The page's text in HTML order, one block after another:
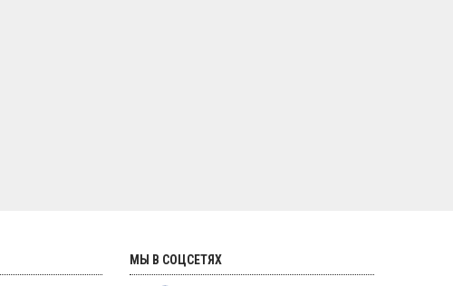
МЫ В СОЦСЕТЯХ